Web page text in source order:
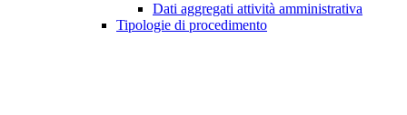
Dati aggregati attività amministrativa
Tipologie di procedimento